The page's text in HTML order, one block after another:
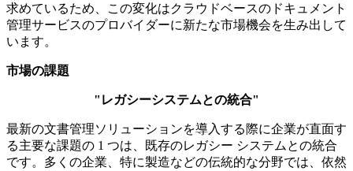
求めているため、この変化はクラウドベースのドキュメント
管理サービスのプロバイダーに新たな市場機会を生み出して
います。
市場の課題
"レガシーシステムとの統合"
最新の文書管理ソリューションを導入する際に企業が直面す
る主要な課題の 1 つは、既存のレガシー システムとの統合
です。多くの企業、特に製造などの伝統的な分野では、依然